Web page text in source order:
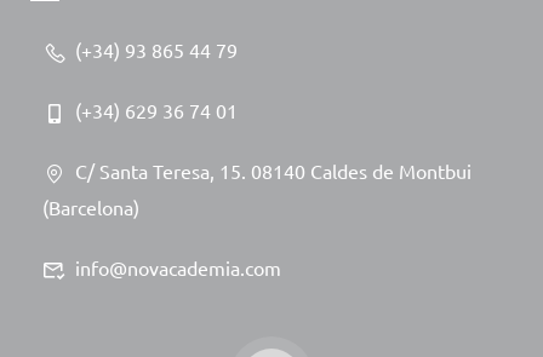
(+34) 93 865 44 79
(+34) 629 36 74 01
C/ Santa Teresa, 15. 08140 Caldes de Montbui
(Barcelona)
info@novacademia.com